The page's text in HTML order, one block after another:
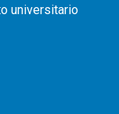
universitario